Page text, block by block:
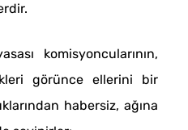
komisyoncularının,
görünce ellerini bir
habersiz, ağına